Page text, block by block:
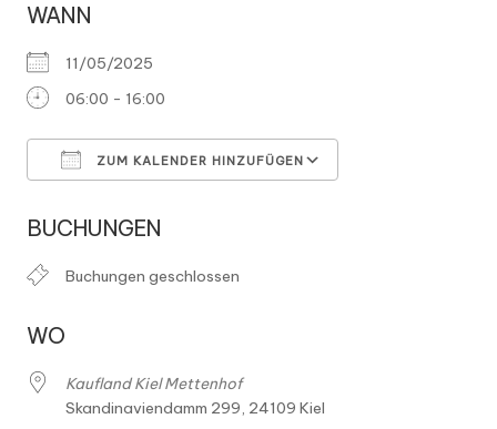
G
ei
d
e
F
l
o
h
m
ä
WANN
11/05/2025
06:00 - 16:00
ZUM KALENDER HINZUFÜGEN
BUCHUNGEN
Buchungen geschlossen
WO
Kaufland Kiel Mettenhof
Skandinaviendamm 299, 24109 Kiel